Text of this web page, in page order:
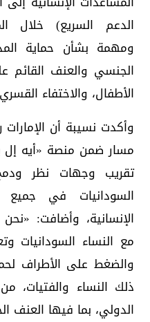
الدعم السريع) خلال
ومهمة بشأن حماية
الجنسي والعنف القائم
الأطفال، والاختفاء
وأكدت نسيبة أن
تقريب وجهات نظر
السودانيات في
الإنسانية، وأضافت:
مع النساء السودانيات
والضغط على الأطراف
ذلك النساء والفتيات،
الدولي، بما فيها العنف